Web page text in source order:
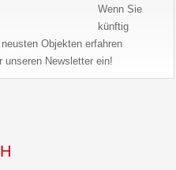
Wenn Sie
künftig
Objekten erfahren
unseren Newsletter ein!